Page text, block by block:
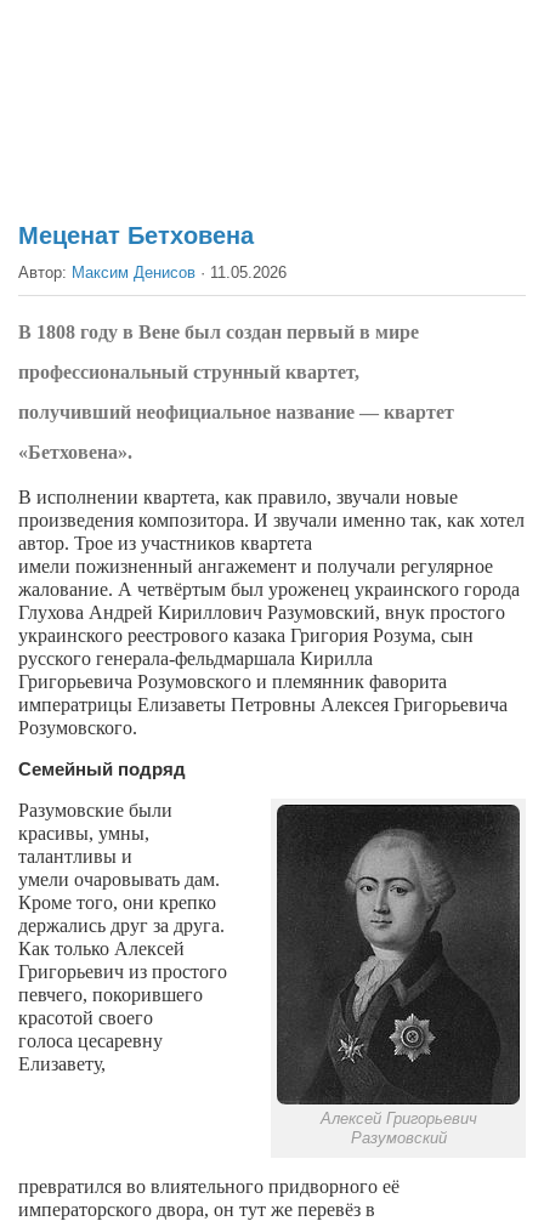
Выборы
Традиции
Экология
Здоровый образ жизни
Сам себе доктор
Активный отдых
Курьезы
Досье
Арт-менеджеры
Лариса Ильченко
Орест Коваль
Тамара Кубракова
Елена Мельник
Вера Паненко
Семён Салатенко
Сергей Шепилов
Актёры
Барды
Меценат Бетховена
Автор: Максим Денисов · 11.05.2026
В 1808 году в Вене был создан первый в мире
профессиональный струнный квартет,
получивший неофициальное название — квартет
«Бетховена».
В исполнении квартета, как правило, звучали новые
произведения композитора. И звучали именно так, как хотел
автор. Трое из участников квартета
имели пожизненный ангажемент и получали регулярное
жалование. А четвёртым был уроженец украинского города
Глухова Андрей Кириллович Разумовский, внук простого
украинского реестрового казака Григория Розума, сын
русского генерала-фельдмаршала Кирилла
Григорьевича Розумовского и племянник фаворита
императрицы Елизаветы Петровны Алексея Григорьевича
Розумовского.
Семейный подряд
Алексей Григорьевич
Разумовский
Разумовские были
красивы, умны,
талантливы и
умели очаровывать дам.
Кроме того, они крепко
держались друг за друга.
Как только Алексей
Григорьевич из простого
певчего, покорившего
красотой своего
голоса цесаревну
Елизавету,
превратился во влиятельного придворного её
императорского двора, он тут же перевёз в